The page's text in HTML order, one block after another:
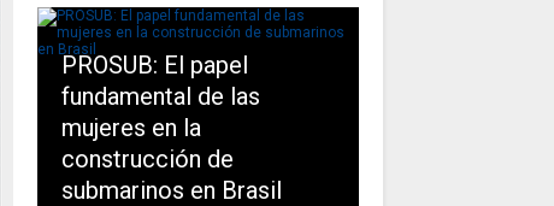
PROSUB: El papel
fundamental de las
mujeres en la
construcción de
submarinos en Brasil